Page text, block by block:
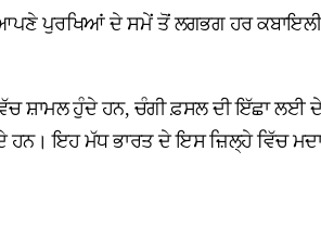
ਪੁਰਖਿਆਂ ਦੇ ਸਮੇਂ ਤੋਂ ਲਗਭਗ ਹਰ
ਸ਼ਾਮਲ ਹੁੰਦੇ ਹਨ, ਚੰਗੀ ਫ਼ਸਲ ਦੀ ਇੱਛਾ
ਇਹ ਮੱਧ ਭਾਰਤ ਦੇ ਇਸ ਜ਼ਿਲ੍ਹੇ ਵਿੱਚ